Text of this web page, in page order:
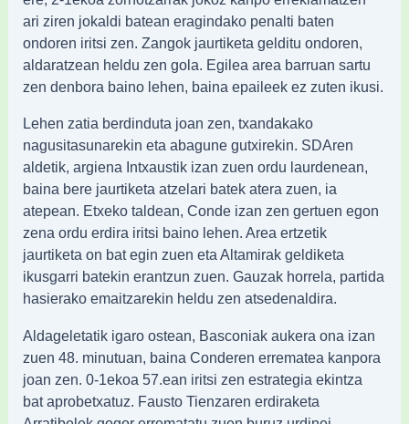
ari ziren jokaldi batean eragindako penalti baten
ondoren iritsi zen. Zangok jaurtiketa gelditu ondoren,
aldaratzean heldu zen gola. Egilea area barruan sartu
zen denbora baino lehen, baina epaileek ez zuten ikusi.
Lehen zatia berdinduta joan zen, txandakako
nagusitasunarekin eta abagune gutxirekin. SDAren
aldetik, argiena Intxaustik izan zuen ordu laurdenean,
baina bere jaurtiketa atzelari batek atera zuen, ia
atepean. Etxeko taldean, Conde izan zen gertuen egon
zena ordu erdira iritsi baino lehen. Area ertzetik
jaurtiketa on bat egin zuen eta Altamirak geldiketa
ikusgarri batekin erantzun zuen. Gauzak horrela, partida
hasierako emaitzarekin heldu zen atsedenaldira.
Aldageletatik igaro ostean, Basconiak aukera ona izan
zuen 48. minutuan, baina Conderen errematea kanpora
joan zen. 0-1ekoa 57.ean iritsi zen estrategia ekintza
bat aprobetxatuz. Fausto Tienzaren erdiraketa